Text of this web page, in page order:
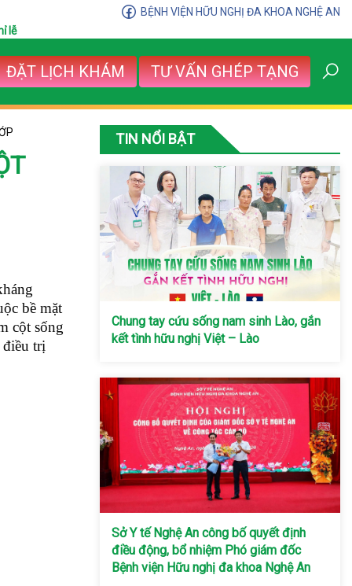
BỆNH VIỆN HỮU NGHỊ ĐA KHOA NGHỆ AN
lễ
ĐẶT LỊCH KHÁM TƯ VẤN GHÉP TẠNG
bề mặt
cột sống
điều trị
TIN NỔI BẬT
Chung tay cứu sống nam sinh Lào, gắn
kết tình hữu nghị Việt – Lào
Sở Y tế Nghệ An công bố quyết định
điều động, bổ nhiệm Phó giám đốc
Bệnh viện Hữu nghị đa khoa Nghệ An